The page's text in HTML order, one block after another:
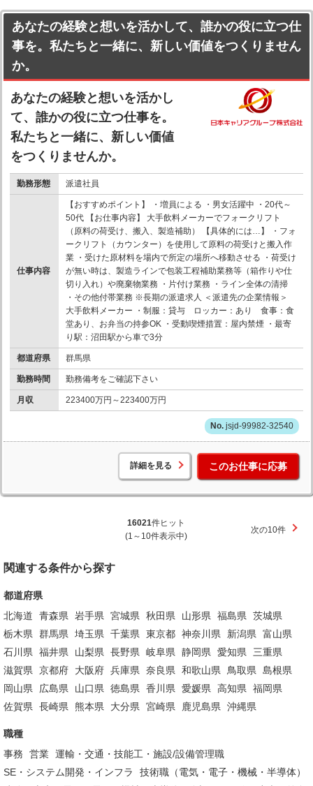
あなたの経験と想いを活かして、誰かの役に立つ仕
事を。私たちと一緒に、新しい価値をつくりません
か。
あなたの経験と想いを活かし
て、誰かの役に立つ仕事を。
私たちと一緒に、新しい価値
をつくりませんか。
勤務形態 派遣社員
仕事内容
【おすすめポイント】 ・増員による ・男女活躍中 ・20代～
50代 【お仕事内容】 大手飲料メーカーでフォークリフト
（原料の荷受け、搬入、製造補助） 【具体的には…】 ・フォ
ークリフト（カウンター）を使用して原料の荷受けと搬入作
業 ・受けた原材料を場内で所定の場所へ移動させる ・荷受け
が無い時は、製造ラインで包装工程補助業務等（箱作りや仕
切り入れ）や廃棄物業務 ・片付け業務 ・ライン全体の清掃
・その他付帯業務 ※長期の派遣求人 ＜派遣先の企業情報＞
大手飲料メーカー ・制服：貸与 ロッカー：あり 食事：食
堂あり、お弁当の持参OK ・受動喫煙措置：屋内禁煙 ・最寄
り駅：沼田駅から車で3分
都道府県 群馬県
勤務時間 勤務備考をご確認下さい
月収 223400万円～223400万円
jsjd-99982-32540
詳細を見る このお仕事に応募
16021件ヒット
(1～10件表示中)
次の10件
関連する条件から探す
都道府県
北海道
青森県 岩手県 宮城県 秋田県 山形県 福島県
茨城県
栃木県
群馬県 埼玉県 千葉県 東京都 神奈川県 新潟県
富山県
石川県
福井県 山梨県 長野県 岐阜県 静岡県 愛知県
三重県
滋賀県
京都府 大阪府 兵庫県 奈良県 和歌山県 鳥取県
島根県
岡山県
広島県 山口県 徳島県 香川県 愛媛県 高知県
福岡県
佐賀県
長崎県 熊本県 大分県 宮崎県 鹿児島県 沖縄県
職種
事務
営業 運輸・交通・技能工・施設/設備管理職
SE・システム開発・インフラ
技術職（電気・電子・機械・半導体）